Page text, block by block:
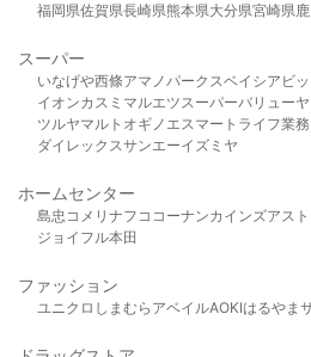
福岡県佐賀県長崎県熊本県大分県宮崎県
スーパー
いなげや西條アマノパークスベイシア ビ
イオンカスミ マルエツスーパーバリュー
ツルヤマルト オギノ エスマート ライフ業
ダイレックスサンエーイズミヤ
ホームセンター
島忠 コメリ ナフコ コーナンカインズアス
ジョイフル本田
ファッション
ユニクロ しまむら アベイルAOKIはるやま